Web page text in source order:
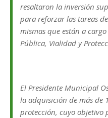
resaltaron la inversión
para reforzar las tareas
mismas que están a
Pública, Vialidad y
El Presidente Municipal
la adquisición de más de
protección, cuyo objetivo